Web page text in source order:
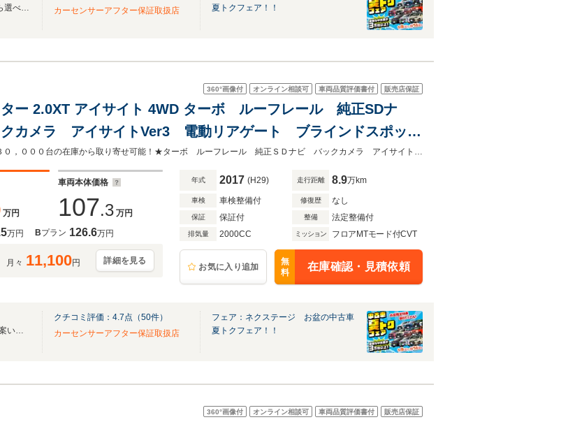
カーセンサーアフター保証取扱店
夏トクフェア！！
360°画像付 オンライン相談可 車両品質評価書付 販売店保証
ター 2.0XT アイサイト 4WD ターボ ルーフレール 純正SDナ
カメラ アイサイトVer3 電動リアゲート ブラインドスポット
ハーフレザーシート スマートキー LEDヘッド ビルトイン
18インチアルミ
万円
車両本体価格
107.3 万円
万円 Bプラン 126.6万円
月々 11,100円 詳細を見る
年式 2017 (H29) 走行距離 8.9万km
車検 車検整備付 修復歴 なし
保証 保証付 整備 法定整備付
排気量 2000CC ミッション フロアMTモード付CVT
お気に入り追加
無
料
在庫確認・見積依頼
クチコミ評価： 4.7 点（50件）
カーセンサーアフター保証取扱店
フェア：ネクステージ お盆の中古車
夏トクフェア！！
360°画像付 オンライン相談可 車両品質評価書付 販売店保証